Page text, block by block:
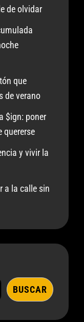
de olvidar
que
de verano
$ign: poner
quererse
y vivir la
a la calle sin
BUSCAR